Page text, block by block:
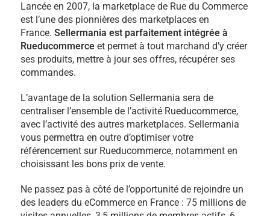
Lancée en 2007, la marketplace de Rue du Commerce
est l’une des pionnières des marketplaces en
France. Sellermania est parfaitement intégrée à
Rueducommerceet permet à tout marchand d’y créer
ses produits, mettre à jour ses offres, récupérer ses
commandes.
L’avantage de la solution Sellermania sera de
centraliser l’ensemble de l’activité Rueducommerce,
avec l’activité des autres marketplaces. Sellermania
vous permettra en outre d’optimiser votre
référencement sur Rueducommerce, notamment en
choisissant les bons prix de vente.
Ne passez pas à côté de l’opportunité de rejoindre un
des leaders du eCommerce en France : 75 millions de